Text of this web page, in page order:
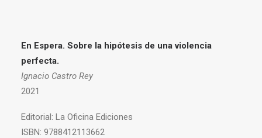
En Espera. Sobre la hipótesis de una violencia
perfecta.
Ignacio Castro Rey
2021
Editorial: La Oficina Ediciones
ISBN: 9788412113662